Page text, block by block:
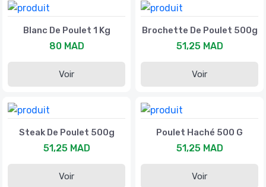
Blanc De Poulet 1 Kg
80 MAD
Voir
Brochette De Poulet 500g
51,25 MAD
Voir
Steak De Poulet 500g
51,25 MAD
Voir
Poulet Haché 500 G
51,25 MAD
Voir